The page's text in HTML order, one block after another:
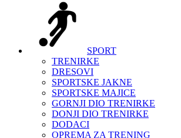
SPORT
TRENIRKE
DRESOVI
SPORTSKE JAKNE
SPORTSKE MAJICE
GORNJI DIO TRENIRKE
DONJI DIO TRENIRKE
DODACI
OPREMA ZA TRENING